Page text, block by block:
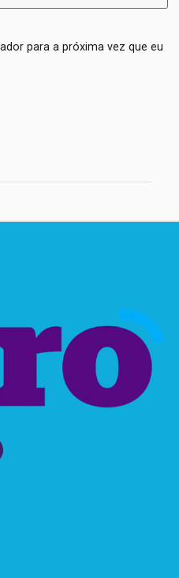
para a próxima vez que eu